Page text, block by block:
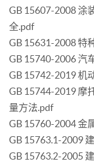
GB 15607-2008 涂
全.pdf
GB 15631-2008 特
GB 15740-2006 汽
GB 15742-2019 机
GB 15744-2019 摩
量方法.pdf
GB 15760-2004 金
GB 15763.1-2009
GB 15763.2-2005